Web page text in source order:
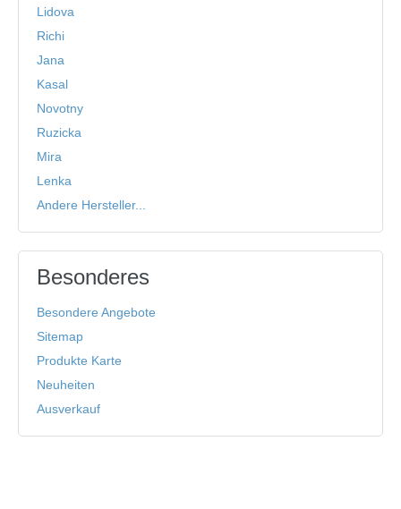
Lidova
Richi
Jana
Kasal
Novotny
Ruzicka
Mira
Lenka
Andere Hersteller...
Besonderes
Besondere Angebote
Sitemap
Produkte Karte
Neuheiten
Ausverkauf